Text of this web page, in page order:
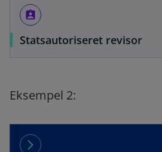
assignment_ind
Statsautoriseret revisor
Eksempel 2:
arrow_forward_ios